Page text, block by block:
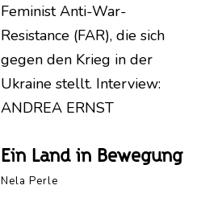
Feminist Anti-War-
Resistance (FAR), die sich
gegen den Krieg in der
Ukraine stellt. Interview:
ANDREA ERNST
Ein Land in Bewegung
Nela Perle